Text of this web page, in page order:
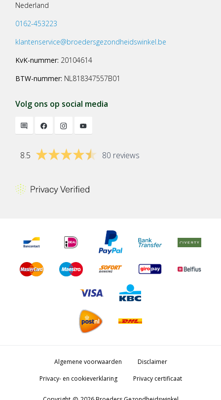
Nederland
0162-453223
klantenservice@broedersgezondheidswinkel.be
KvK-nummer: 20104614
BTW-nummer: NL818347557B01
Volg ons op social media
8.5 80 reviews
Algemene voorwaarden
Disclaimer
Privacy- en cookieverklaring
Privacy certificaat